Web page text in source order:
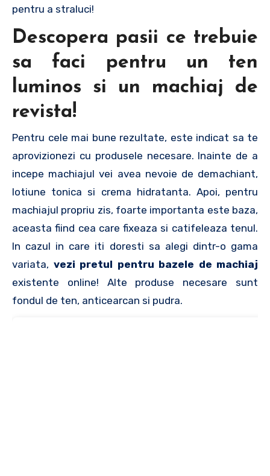
pentru a straluci!
Descopera pasii ce trebuie
sa faci pentru un ten
luminos si un machiaj de
revista!
Pentru cele mai bune rezultate, este indicat sa te
aprovizionezi cu produsele necesare. Inainte de a
incepe machiajul vei avea nevoie de demachiant,
lotiune tonica si crema hidratanta. Apoi, pentru
machiajul propriu zis, foarte importanta este baza,
aceasta fiind cea care fixeaza si catifeleaza tenul.
In cazul in care iti doresti sa alegi dintr-o gama
variata, vezi pretul pentru bazele de machiaj
existente online! Alte produse necesare sunt
fondul de ten, anticearcan si pudra.